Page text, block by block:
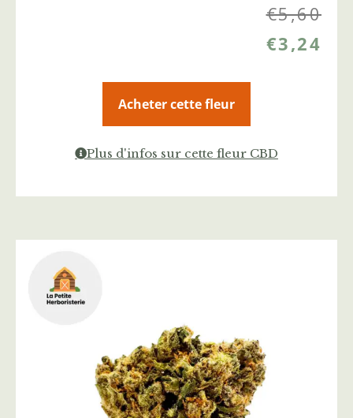
€5,60
€3,24
Acheter cette fleur
Plus d'infos sur cette fleur CBD